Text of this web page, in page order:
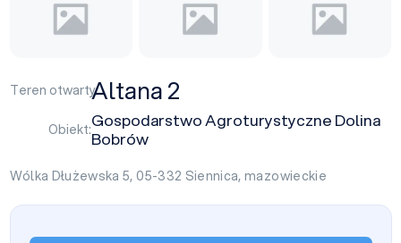
Teren otwarty:Altana 2
Obiekt:Gospodarstwo Agroturystyczne Dolina
Bobrów
Wólka Dłużewska 5, 05-332 Siennica,mazowieckie